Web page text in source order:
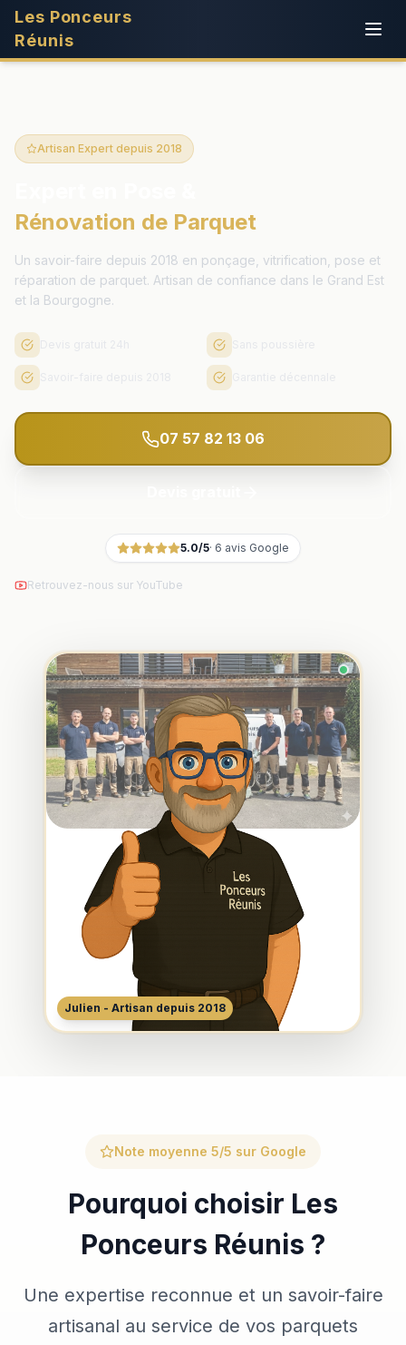
Les Ponceurs
Réunis
Artisan Expert depuis 2018
Rénovation de Parquet
Un savoir-faire depuis 2018 en ponçage, vitrification, pose et
réparation de parquet. Artisan de confiance dans le Grand Est
et la Bourgogne.
07 57 82 13 06
5.0/5· 6 avis Google
Retrouvez-nous sur YouTube
Julien - Artisan depuis 2018
Note moyenne 5/5 sur Google
Pourquoi choisir Les
Ponceurs Réunis ?
Une expertise reconnue et un savoir-faire
artisanal au service de vos parquets